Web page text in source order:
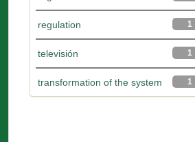
1
regulation
1
televisión
1
transformation of the system